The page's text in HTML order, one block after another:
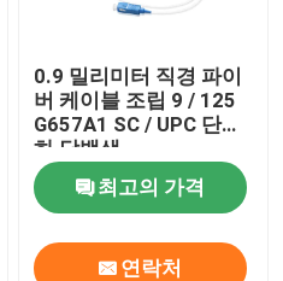
0.9 밀리미터 직경 파이
버 케이블 조립 9 / 125
G657A1 SC / UPC 단순
하 닦백색
최고의 가격
연락처